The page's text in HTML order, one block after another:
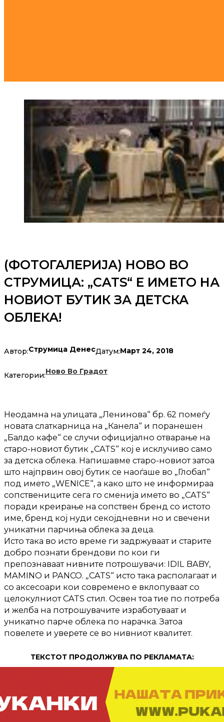
(ФОТОГАЛЕРИЈА) НОВО ВО
СТРУМИЦА: „CATS“ Е ИМЕТО НА
НОВИОТ БУТИК ЗА ДЕТСКА
ОБЛЕКА!
Автор:Струмица ДенесДатум:Март 24, 2018
Категории:Ново Во Градот
Неодамна на улицата „Ленинова“ бр. 62 помеѓу
новата слаткарница на „Канела“ и поранешен
„Балдо кафе“ се случи официјално отварање на
старо-новиот бутик „CATS“ кој е исклучиво само
за детска облека. Напишавме старо-новиот затоа
што најпрвин овој бутик се наоѓаше во „Глобал“
под името „WENICE“, а како што не информираа
сопствениците сега го сменија името во „CATS“
поради креирање на сопствен бренд со истото
име, бренд кој нуди секојдневни но и свечени
уникатни парчиња облека за деца.
Исто така во исто време ги задржуваат и старите
добро познати брендови по кои ги
препознаваат нивните потрошувачи: IDIL BABY,
MAMINO и PANCO. „CATS“ исто така располагаат и
со аксесоари кои современо е вклопуваат со
целокулниот CATS стил. Освен тоа тие по потреба
и желба на потрошувачите изработуваат и
уникатно парче облека по нарачка. Затоа
повелете и уверете се во нивниот квалитет.
ТЕКСТОТ ПРОДОЛЖУВА ПО РЕКЛАМАТА: